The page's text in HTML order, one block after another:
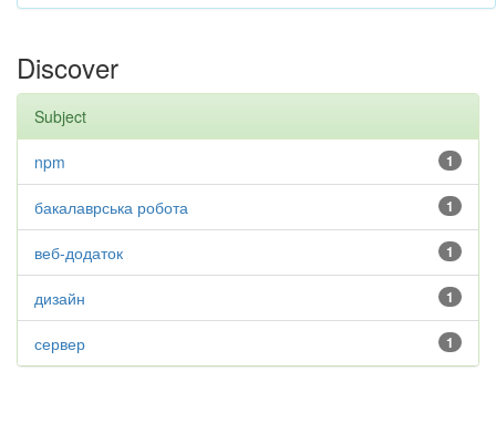
Discover
Subject
1
npm
1
бакалаврська робота
1
веб-додаток
1
дизайн
1
сервер